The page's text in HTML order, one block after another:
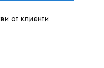
от клиенти.